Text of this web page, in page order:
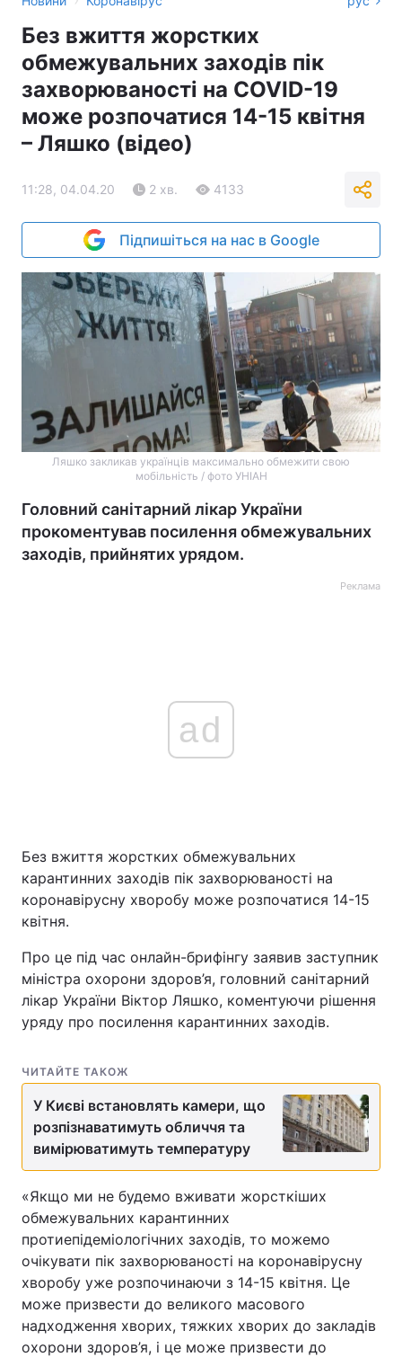
Без вжиття жорстких
обмежувальних заходів пік
захворюваності на COVID-19
може розпочатися 14-15 квітня
– Ляшко (відео)
11:28, 04.04.20 2 хв. 4133
Підпишіться на нас в Google
Ляшко закликав українців максимально обмежити свою
мобільність / фото УНІАН
Головний санітарний лікар України
прокоментував посилення обмежувальних
заходів, прийнятих урядом.
Реклама
ad
Без вжиття жорстких обмежувальних
карантинних заходів пік захворюваності на
коронавірусну хворобу може розпочатися 14-15
квітня.
Про це під час онлайн-брифінгу заявив заступник
міністра охорони здоров’я, головний санітарний
лікар України Віктор Ляшко, коментуючи рішення
уряду про посилення карантинних заходів.
ЧИТАЙТЕ ТАКОЖ
У Києві встановлять камери, що
розпізнаватимуть обличчя та
вимірюватимуть температуру
«Якщо ми не будемо вживати жорсткіших
обмежувальних карантинних
протиепідеміологічних заходів, то можемо
очікувати пік захворюваності на коронавірусну
хворобу уже розпочинаючи з 14-15 квітня. Це
може призвести до великого масового
надходження хворих, тяжких хворих до закладів
охорони здоров’я, і це може призвести до